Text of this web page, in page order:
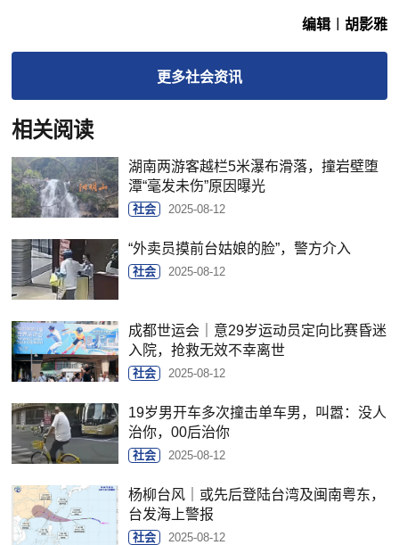
编辑︱胡影雅
更多社会资讯
相关阅读
湖南两游客越栏5米瀑布滑落，撞岩壁堕
潭“毫发未伤”原因曝光
社会 2025-08-12
“外卖员摸前台姑娘的脸”，警方介入
社会 2025-08-12
成都世运会｜意29岁运动员定向比赛昏迷
入院，抢救无效不幸离世
社会 2025-08-12
19岁男开车多次撞击单车男，叫嚣：没人
治你，00后治你
社会 2025-08-12
杨柳台风｜或先后登陆台湾及闽南粤东，
台发海上警报
社会 2025-08-12